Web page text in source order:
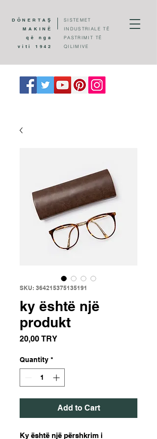
DÖNERTAŞ
MAKINË
që nga
viti 1942
SISTEMET
INDUSTRIALE TË
PASTRIMIT TË
QILIMIVE
SKU: 364215375135191
ky është një
produkt
20,00 TRYPrice
Quantity *
Add to Cart
Ky është një përshkrim i